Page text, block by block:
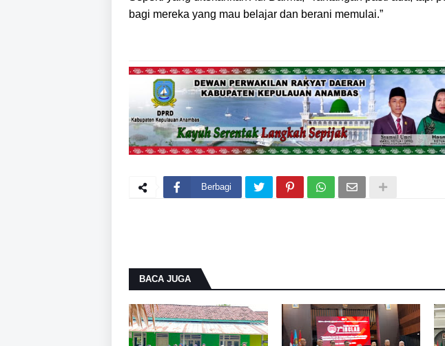
bagi mereka yang mau belajar dan berani memulai.”
Berbagi
BACA JUGA